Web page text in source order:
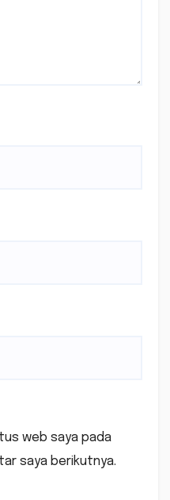
web saya pada
saya berikutnya.